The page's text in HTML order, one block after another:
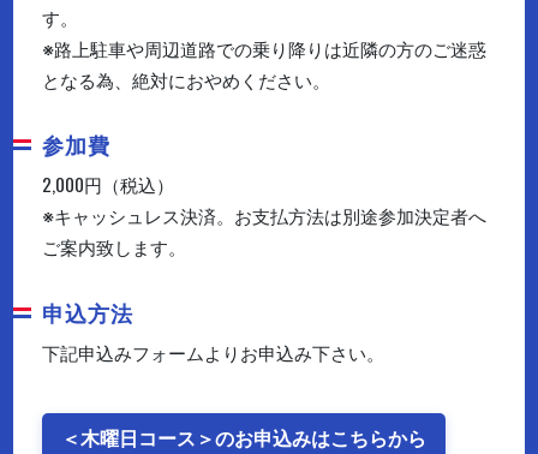
す。
※路上駐車や周辺道路での乗り降りは近隣の方のご迷惑
となる為、絶対におやめください。
参加費
2,000円（税込）
※キャッシュレス決済。お支払方法は別途参加決定者へ
ご案内致します。
申込方法
下記申込みフォームよりお申込み下さい。
＜木曜日コース＞のお申込みはこちらから